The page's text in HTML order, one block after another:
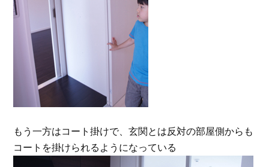
もう一方はコート掛けで、玄関とは反対の部屋側からも
コートを掛けられるようになっている